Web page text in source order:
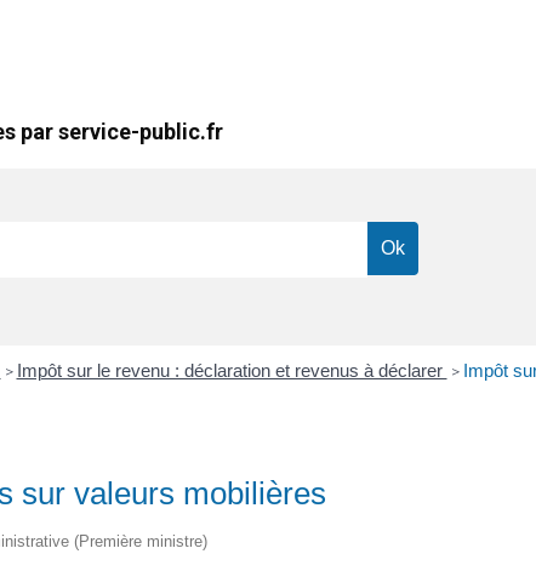
par service-public.fr
> Impôt sur le revenu : déclaration et revenus à déclarer > Impôt
sur valeurs mobilières
(Première ministre)